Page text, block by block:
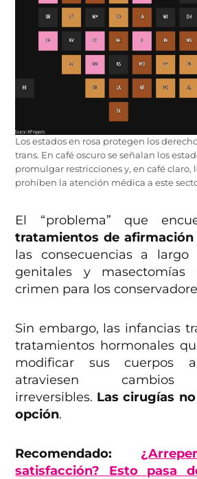
Los estados en rosa protegen los
trans. En café oscuro se señalan los
promulgar restricciones y, en café claro,
prohíben la atención médica a este
El “problema” que
tratamientos de
las consecuencias a largo
genitales y
crimen para los
Sin embargo, las infancias
tratamientos hormonales
modificar sus cuerpos
atraviesen cambios
irreversibles. Las cirugías
opción.
Recomendado:
satisfacción? Esto pasa